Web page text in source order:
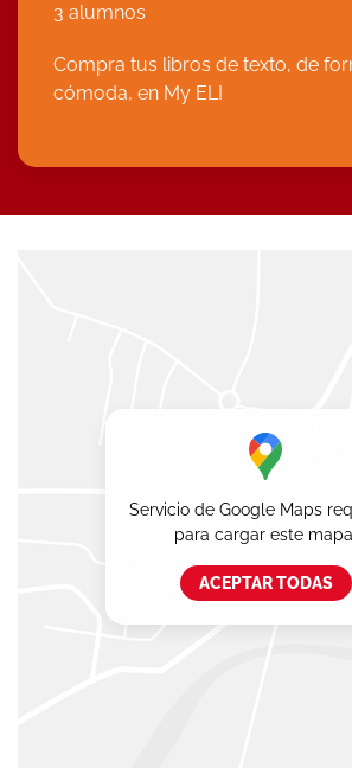
3 alumnos
Compra tus libros de texto, de
cómoda, en My ELI
Servicio de Google Maps
para cargar este
ACEPTAR TODAS